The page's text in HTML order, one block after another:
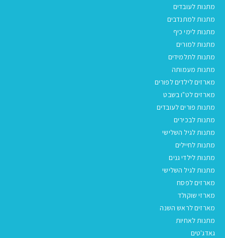
מתנות לעובדים
מתנות למתנדבים
מתנות לימי כיף
מתנות למורים
מתנות לתלמידים
מתנות מעמותה
מארזים לילדים לפורים
מארזים לט"ו בשבט
מתנות פורים לעובדים
מתנות לבכירים
מתנות לגיל השלישי
מתנות לחיילים
מתנות לילדי גנים
מתנות לגיל השלישי
מארזים לפסח
מארזי שוקולד
מארזים לראש השנה
מתנות לאחיות
גאדג'טים